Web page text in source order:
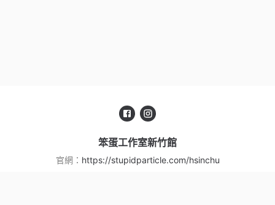
笨蛋工作室新竹館
官網： https://stupidparticle.com/hsinchu